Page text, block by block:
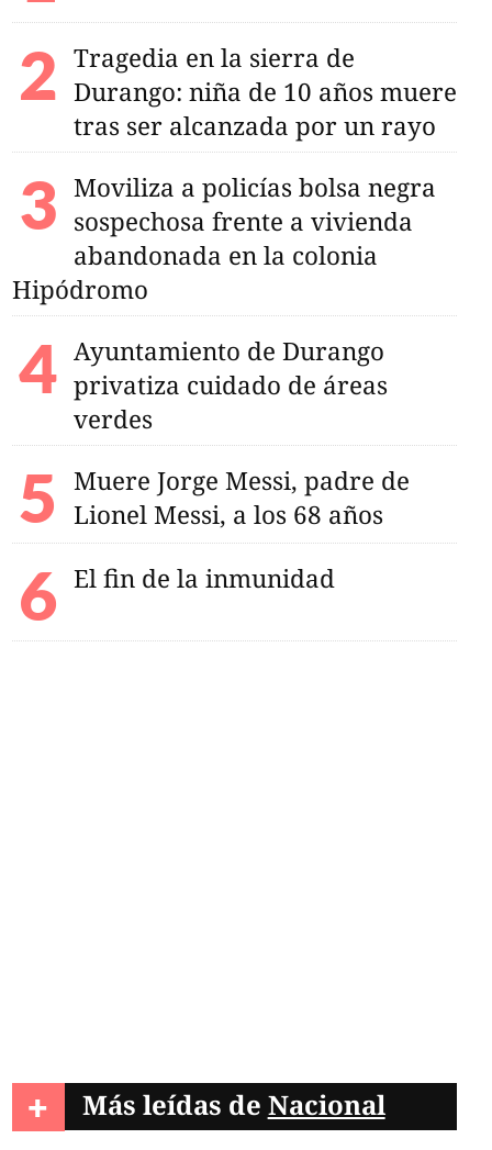
Tragedia en la sierra de
Durango: niña de 10 años muere
tras ser alcanzada por un rayo
Moviliza a policías bolsa negra
sospechosa frente a vivienda
abandonada en la colonia
Hipódromo
Ayuntamiento de Durango
privatiza cuidado de áreas
verdes
Muere Jorge Messi, padre de
Lionel Messi, a los 68 años
El fin de la inmunidad
+ Más leídas de Nacional